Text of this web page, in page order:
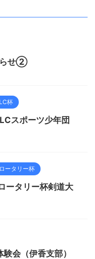
らせ②
杯
スポーツ少年団
ータリー杯
タリー杯剣道大
会（伊香支部）